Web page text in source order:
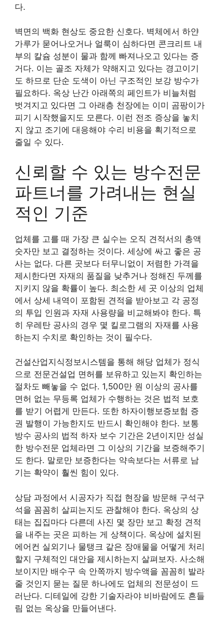
다.
벽면의 백화 현상도 중요한 신호다. 벽체에서 하얀
가루가 묻어나오거나 얼룩이 심하다면 콘크리트 내
부의 칼슘 성분이 물과 함께 빠져나오고 있다는 증
거다. 이는 골조 자체가 약해지고 있다는 경고이기
도 하므로 단순 도색이 아닌 구조적인 보강 방수가
필요하다. 옥상 난간 아래쪽의 페인트가 비늘처럼
벗겨지고 있다면 그 아래층 천장에는 이미 곰팡이가
피기 시작했을지도 모른다. 이런 전조 증상을 놓치
지 않고 조기에 대응해야 수리 비용을 획기적으로
줄일 수 있다.
신뢰할 수 있는 방수전문
파트너를 가려내는 현실
적인 기준
업체를 고를 때 가장 큰 실수는 오직 견적서의 총액
숫자만 보고 결정하는 것이다. 세상에 싸고 좋은 공
사는 없다. 다른 곳보다 터무니없이 저렴한 가격을
제시한다면 자재의 품질을 낮추거나 정해진 두께를
지키지 않을 확률이 높다. 최소한 세 곳 이상의 업체
에서 상세 내역이 포함된 견적을 받아보고 각 공정
의 투입 인원과 자재 사용량을 비교해봐야 한다. 특
히 우레탄 공사의 경우 몇 킬로그램의 자재를 사용
하는지 수치로 확인하는 것이 필수다.
건설산업지식정보시스템을 통해 해당 업체가 정식
으로 전문건설업 면허를 보유하고 있는지 확인하는
절차도 빼놓을 수 없다. 1,500만 원 이상의 공사를
면허 없는 무등록 업체가 수행하는 것은 법적 보호
를 받기 어렵게 만든다. 또한 하자이행보증보험 증
권 발행이 가능한지도 반드시 확인해야 한다. 보통
방수 공사의 법적 하자 보수 기간은 2년이지만 성실
한 방수전문 업체라면 그 이상의 기간을 보증해주기
도 한다. 말로만 보증한다는 약속보다는 서류로 남
기는 확약이 훨씬 힘이 있다.
상담 과정에서 시공자가 직접 현장을 방문해 구석구
석을 꼼꼼히 살피는지도 관찰해야 한다. 옥상의 상
태는 집집마다 다른데 사진 몇 장만 보고 확정 견적
을 내주는 곳은 피하는 게 상책이다. 옥상에 설치된
에어컨 실외기나 물탱크 같은 장애물을 어떻게 처리
할지 구체적인 대안을 제시하는지 살펴보자. 사소해
보이지만 배수구 속 안쪽까지 방수액을 꼼꼼히 발라
줄 것인지 묻는 질문 하나에도 업체의 전문성이 드
러난다. 디테일에 강한 기술자라야 비바람에도 흔들
림 없는 옥상을 만들어낸다.